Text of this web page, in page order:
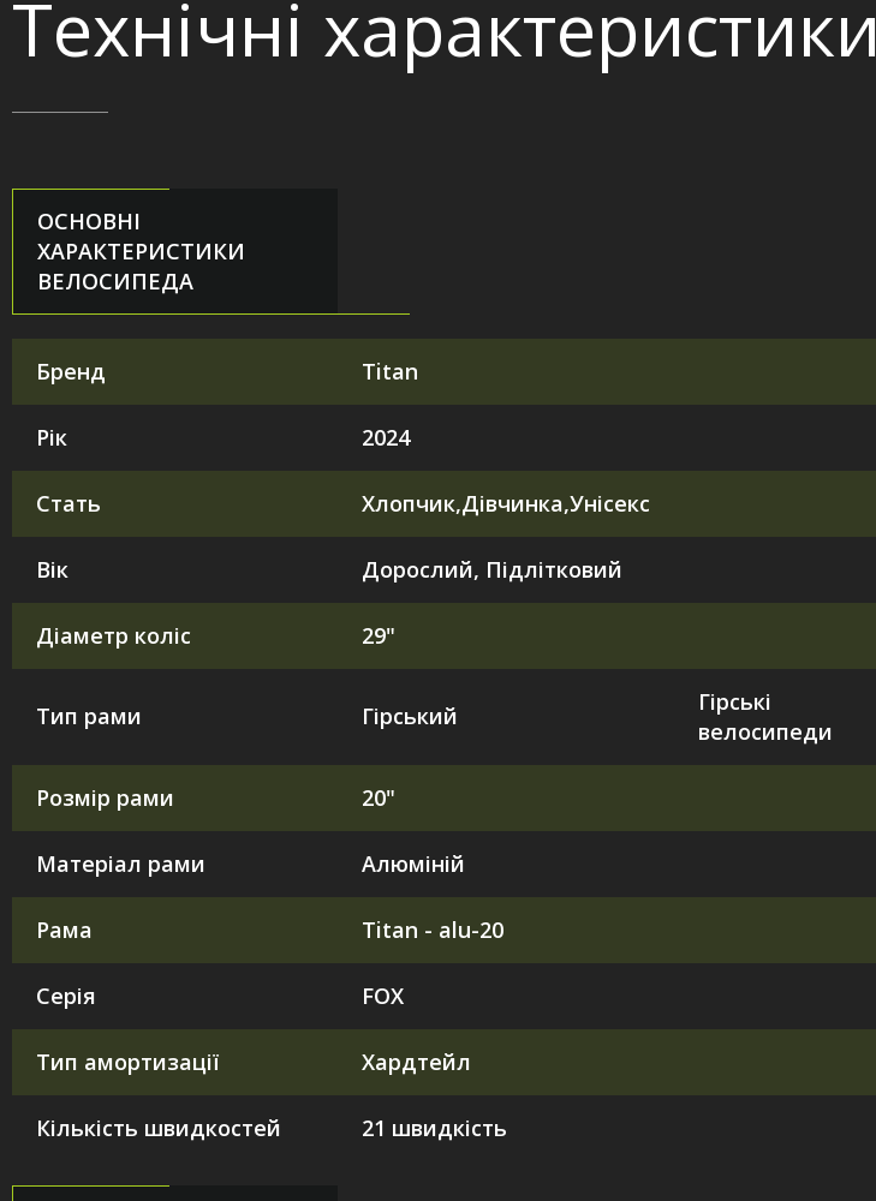
Технічні характеристики
ОСНОВНІ
ХАРАКТЕРИСТИКИ
ВЕЛОСИПЕДА
Бренд Titan
Рік 2024
Стать Хлопчик,Дівчинка,Унісекс
Вік Дорослий, Підлітковий
Діаметр коліс 29"
Тип рами Гірський
Гірські
велосипеди
Розмір рами 20"
Матеріал рами Алюміній
Рама Titan - alu-20
Серія FOX
Тип амортизації Хардтейл
Кількість швидкостей 21 швидкість